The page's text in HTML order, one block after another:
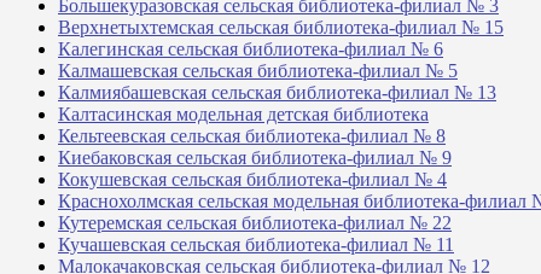
Большекуразовская сельская библиотека-филиал № 3
Верхнетыхтемская сельская библиотека-филиал № 15
Калегинская сельская библиотека-филиал № 6
Калмашевская сельская библиотека-филиал № 5
Калмиябашевская сельская библиотека-филиал № 13
Калтасинская модельная детская библиотека
Кельтеевская сельская библиотека-филиал № 8
Киебаковская сельская библиотека-филиал № 9
Кокушевская сельская библиотека-филиал № 4
Краснохолмская сельская модельная библиотека-филиал
Кутеремская сельская библиотека-филиал № 22
Кучашевская сельская библиотека-филиал № 11
Малокачаковская сельская библиотека-филиал № 12